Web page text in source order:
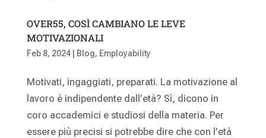
OVER55, COSÌ CAMBIANO LE LEVE
MOTIVAZIONALI
Feb 8, 2024| Blog, Employability
Motivati, ingaggiati, preparati. La motivazione al
lavoro è indipendente dall’età? Sì, dicono in
coro accademici e studiosi della materia. Per
essere più precisi si potrebbe dire che con l’età